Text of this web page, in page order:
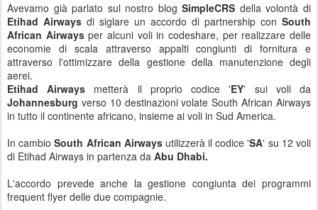
Avevamo già parlato sul nostro blogSimpleCRS della volontà di
Etihad Airways di siglare un accordo di partnership con South
African Airwaysper alcuni voli in codeshare, per realizzare delle
economie di scala attraverso appalti congiunti di fornitura e
attraverso l'ottimizzare della gestione della manutenzione degli
aerei.
Etihad Airways metterà il proprio codice 'EY' sui voli da
Johannesburg verso 10 destinazioni volate South African Airways
in tutto il continente africano, insieme ai voli in Sud America.
In cambioSouth African Airwaysutilizzerà il codice 'SA' su 12 voli
di Etihad Airways in partenza da Abu Dhabi.
L'accordo prevede anche la gestione congiunta dei programmi
frequent flyer delle due compagnie.